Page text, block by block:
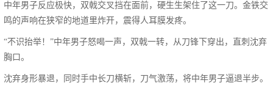
中年男子反应极快，双戟交叉挡在面前，硬生生架住了这一刀。金铁交
鸣的声响在狭窄的地道里炸开，震得人耳膜发疼。
“不识抬举！”中年男子怒喝一声，双戟一转，从刀锋下穿出，直刺沈弃
胸口。
沈弃身形暴退，同时手中长刀横斩，刀气激荡，将中年男子逼退半步。